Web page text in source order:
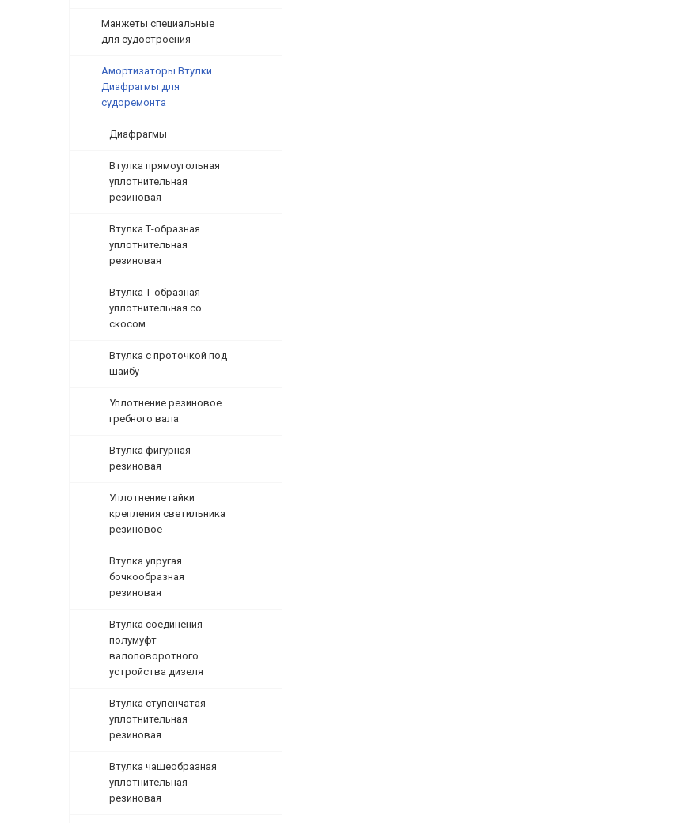
Манжеты специальные
для судостроения
Амортизаторы Втулки
Диафрагмы для
судоремонта
Диафрагмы
Втулка прямоугольная
уплотнительная
резиновая
Втулка Т-образная
уплотнительная
резиновая
Втулка Т-образная
уплотнительная со
скосом
Втулка с проточкой под
шайбу
Уплотнение резиновое
гребного вала
Втулка фигурная
резиновая
Уплотнение гайки
крепления светильника
резиновое
Втулка упругая
бочкообразная
резиновая
Втулка соединения
полумуфт
валоповоротного
устройства дизеля
Втулка ступенчатая
уплотнительная
резиновая
Втулка чашеобразная
уплотнительная
резиновая